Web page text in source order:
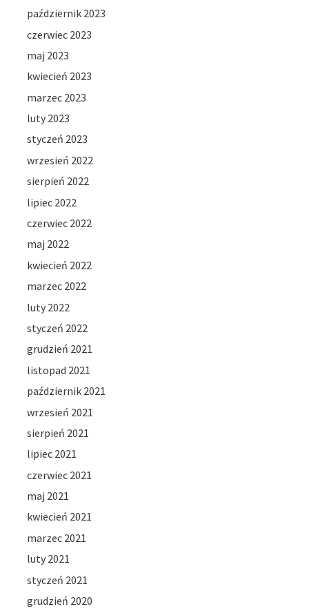
październik 2023
czerwiec 2023
maj 2023
kwiecień 2023
marzec 2023
luty 2023
styczeń 2023
wrzesień 2022
sierpień 2022
lipiec 2022
czerwiec 2022
maj 2022
kwiecień 2022
marzec 2022
luty 2022
styczeń 2022
grudzień 2021
listopad 2021
październik 2021
wrzesień 2021
sierpień 2021
lipiec 2021
czerwiec 2021
maj 2021
kwiecień 2021
marzec 2021
luty 2021
styczeń 2021
grudzień 2020